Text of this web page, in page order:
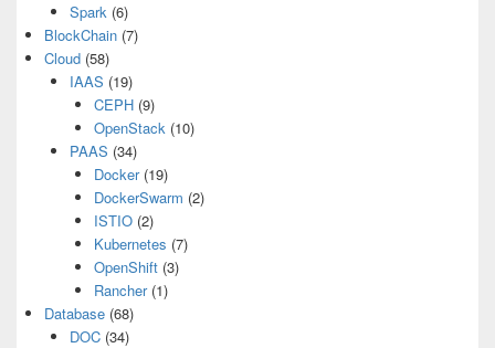
Spark(6)
BlockChain (7)
Cloud (58)
IAAS (19)
CEPH (9)
OpenStack (10)
PAAS (34)
Docker(19)
DockerSwarm (2)
ISTIO (2)
Kubernetes (7)
OpenShift (3)
Rancher(1)
Database (68)
DOC(34)